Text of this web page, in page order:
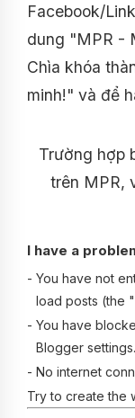
Facebook/
dung "MPR -
Chìa khóa
minh!" và để
Trường hợp
trên MPR,
I have a
- You have not
load posts (the
- You have
Blogger settings.
- No internet
Try to create the